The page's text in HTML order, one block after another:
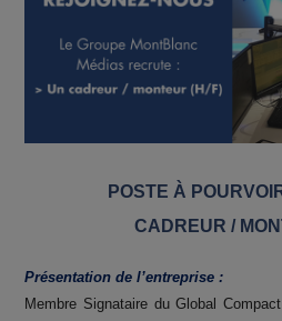
POSTE À
CADREUR /
Présentation de l’entreprise :
Membre Signataire du Global